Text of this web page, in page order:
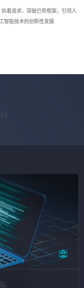
执着追求，突破已有框架，引领人
工智能技术的创新性发展